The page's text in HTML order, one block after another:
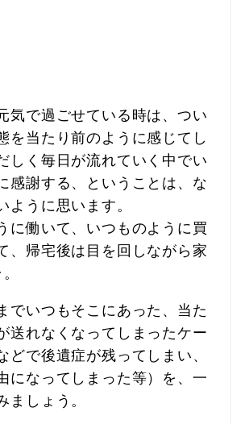
気で過ごせている時は、つい
を当たり前のように感じてし
しく毎日が流れていく中でい
感謝する、ということは、な
ように思います。
に働いて、いつものように買
、帰宅後は目を回しながら家
でいつもそこにあった、当た
送れなくなってしまったケー
どで後遺症が残ってしまい、
になってしまった等）を、一
ましょう。